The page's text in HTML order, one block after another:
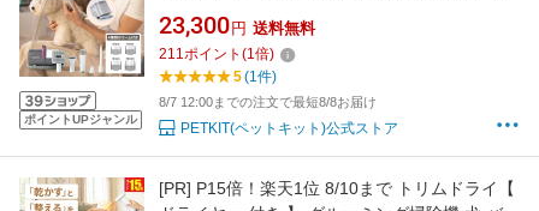
ポイントUPジャンル
引 ブラシ 静音 ブラッシング 換毛期 トリミング
グルーミング 5in1 犬 猫 クリーナー 吸引機 抜
け毛 お手入れ ブラシ 肉球 トリマー プロ アタ
ッチメント 静音 ドッグ キャット
23,300 円 送料無料
211ポイント (1倍)
5(1件)
8/7 12:00までの注文で最短8/8お届け
PETKIT(ペットキット)公式ストア
[PR] P15倍！楽天1位 8/10まで トリムドライ【